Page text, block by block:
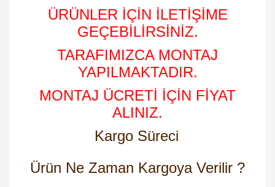
ÜRÜNLER İÇİN İLETİŞİME
GEÇEBİLİRSİNİZ.
TARAFIMIZCA MONTAJ
YAPILMAKTADIR.
MONTAJ ÜCRETİ İÇİN FİYAT
ALINIZ.
Kargo Süreci
Ürün Ne Zaman Kargoya Verilir ?